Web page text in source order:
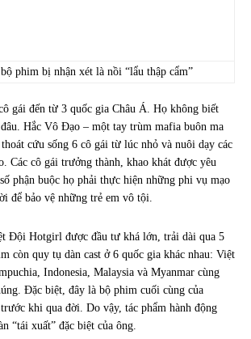
phim bị nhận xét là nồi “lẩu thập cẩm”
gái đến từ 3 quốc gia Châu Á. Họ không biết
Hắc Vô Đạo – một tay trùm mafia buôn ma
cứu sống 6 cô gái từ lúc nhỏ và nuôi dạy các
Các cô gái trưởng thành, khao khát được yêu
phận buộc họ phải thực hiện những phi vụ mạo
để bảo vệ những trẻ em vô tội.
Đội Hotgirl được đầu tư khá lớn, trải dài qua 5
còn quy tụ dàn cast ở 6 quốc gia khác nhau: Việt
Indonesia, Malaysia và Myanmar cùng
Đặc biệt, đây là bộ phim cuối cùng của
khi qua đời. Do vậy, tác phẩm hành động
“tái xuất” đặc biệt của ông.